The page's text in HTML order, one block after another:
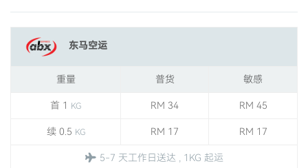
东马空运
重量 普货 敏感
首 1 KG RM 34 RM 45
续 0.5 KG RM 17 RM 17
5-7 天工作日送达 , 1KG 起运